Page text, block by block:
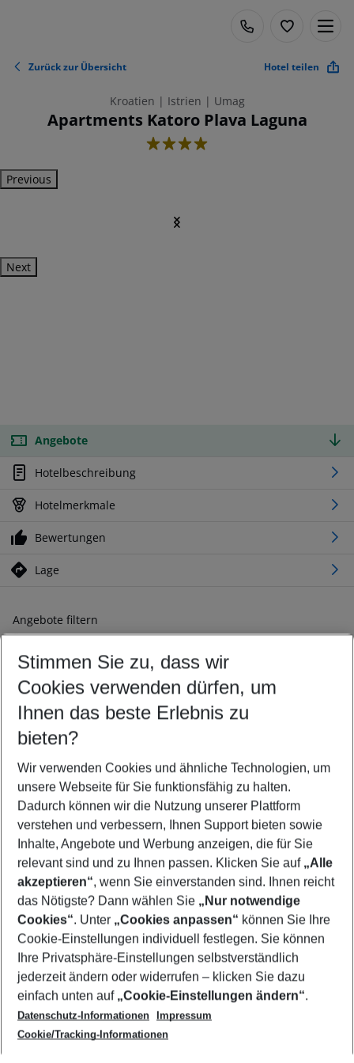
Zurück zur Übersicht Hotel teilen
Kroatien | Istrien | Umag
Apartments Katoro Plava Laguna
4
Previous
Next
Angebote
Hotelbeschreibung
Hotelmerkmale
Bewertungen
Lage
Angebote filtern
Ändern Sie Ihre Kriterien nach Ihren Wünschen
Abflughafen wählen
Beliebiger Abflughafen
Reisezeitraum wählen
11.08.26– 09.08.27 5-8 Nächte
2 Erwachsene Keine Kinder
Mehr Filter anzeigen
Footer
Footer navigation
Über uns
AGB
Cookie-Einstellungen ändern
Cookie-Richtlinie
Datenschutz
Service & Hilfe
Barrierefreies Reisen
Check-in
Folgen Sie uns
Stimmen Sie zu, dass wir
Cookies verwenden dürfen, um
Ihnen das beste Erlebnis zu
bieten?
Wir verwenden Cookies und ähnliche Technologien, um
unsere Webseite für Sie funktionsfähig zu halten.
Dadurch können wir die Nutzung unserer Plattform
verstehen und verbessern, Ihnen Support bieten sowie
Inhalte, Angebote und Werbung anzeigen, die für Sie
relevant sind und zu Ihnen passen. Klicken Sie auf „Alle
akzeptieren“, wenn Sie einverstanden sind. Ihnen reicht
das Nötigste? Dann wählen Sie „Nur notwendige
Cookies“. Unter „Cookies anpassen“ können Sie Ihre
Cookie-Einstellungen individuell festlegen. Sie können
Ihre Privatsphäre-Einstellungen selbstverständlich
jederzeit ändern oder widerrufen – klicken Sie dazu
einfach unten auf „Cookie-Einstellungen ändern“.
Datenschutz-Informationen
Impressum
Cookie/Tracking-Informationen